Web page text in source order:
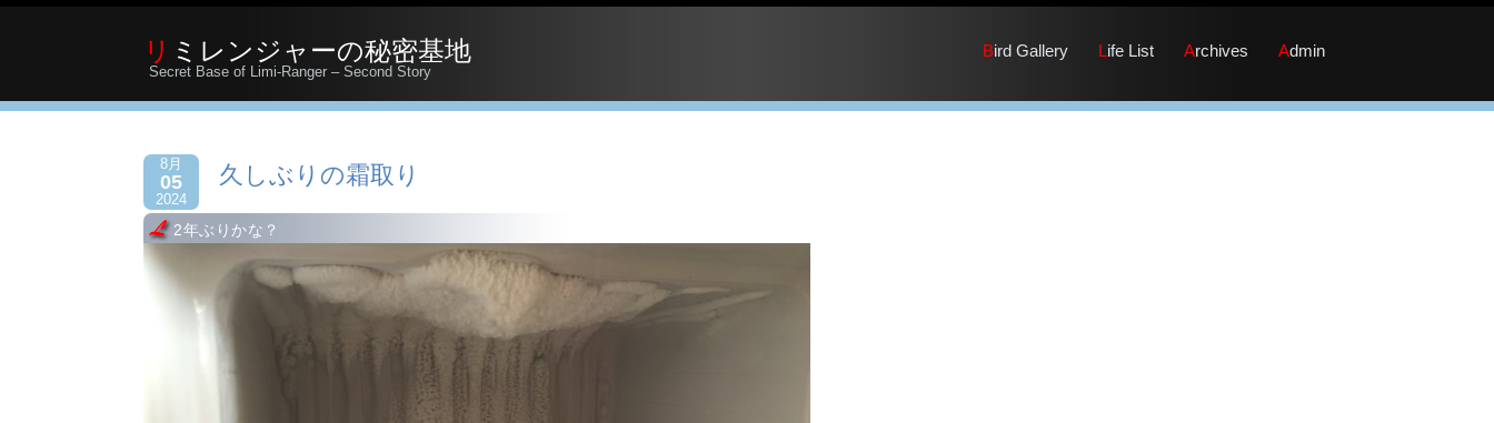
リミレンジャーの秘密基地
Secret Base of Limi-Ranger – Second Story
Bird Gallery Life List Archives Admin
8月
05
2024
久しぶりの霜取り
2年ぶりかな？